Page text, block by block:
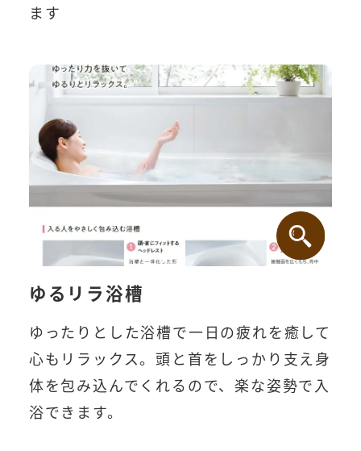
ます
ゆるリラ浴槽
ゆったりとした浴槽で一日の疲れを癒して
心もリラックス。頭と首をしっかり支え身
体を包み込んでくれるので、楽な姿勢で入
浴できます。